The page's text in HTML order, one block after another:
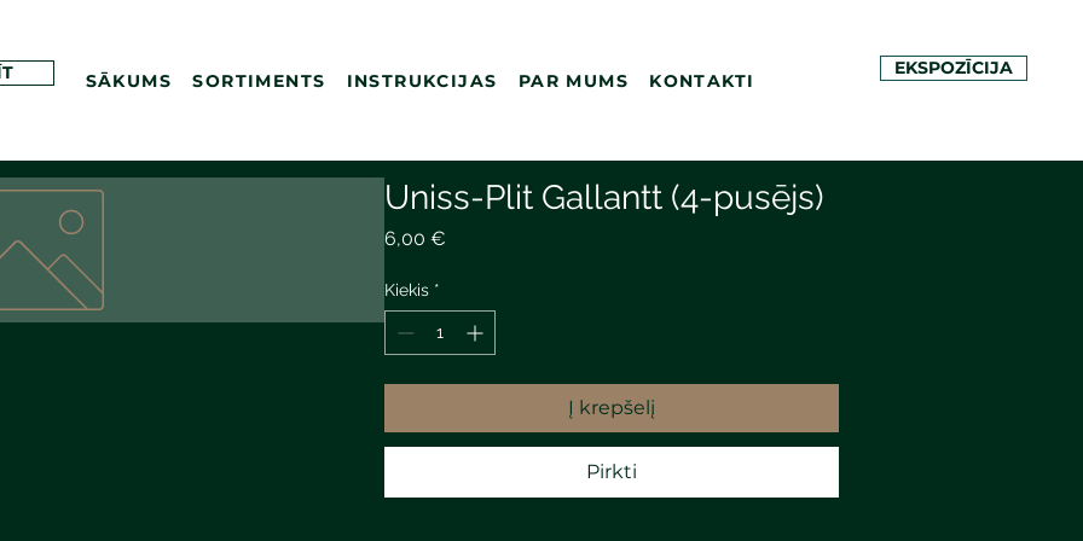
SĀKUMS SORTIMENTS INSTRUKCIJAS PAR MUMS KONTAKTI
EKSPOZĪCIJA
Uniss-Plit Gallantt (4-pusējs)
6,00 €
Kiekis *
Į krepšelį
Pirkti